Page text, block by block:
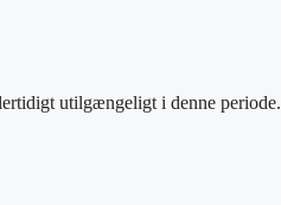
utilgængeligt i denne periode.